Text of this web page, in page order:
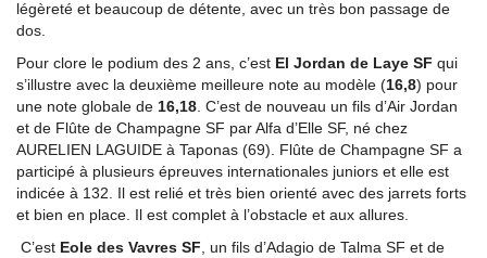
légèreté et beaucoup de détente, avec un très bon passage de
dos.
Pour clore le podium des 2 ans, c’est El Jordan de Laye SF qui
s’illustre avec la deuxième meilleure note au modèle (16,8) pour
une note globale de 16,18 . C’est de nouveau un fils d’Air Jordan
et de Flûte de Champagne SF par Alfa d’Elle SF, né chez
AURELIEN LAGUIDE à Taponas (69). Flûte de Champagne SF a
participé à plusieurs épreuves internationales juniors et elle est
indicée à 132. Il est relié et très bien orienté avec des jarrets forts
et bien en place. Il est complet à l’obstacle et aux allures.
C’est Eole des Vavres SF , un fils d’Adagio de Talma SF et de